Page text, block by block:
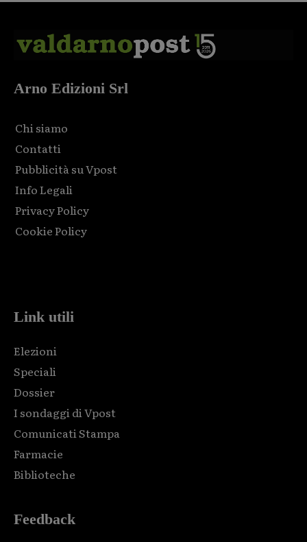
Arno Edizioni Srl
Chi siamo
Contatti
Pubblicità su Vpost
Info Legali
Privacy Policy
Cookie Policy
Link utili
Elezioni
Speciali
Dossier
I sondaggi di Vpost
Comunicati Stampa
Farmacie
Biblioteche
Feedback